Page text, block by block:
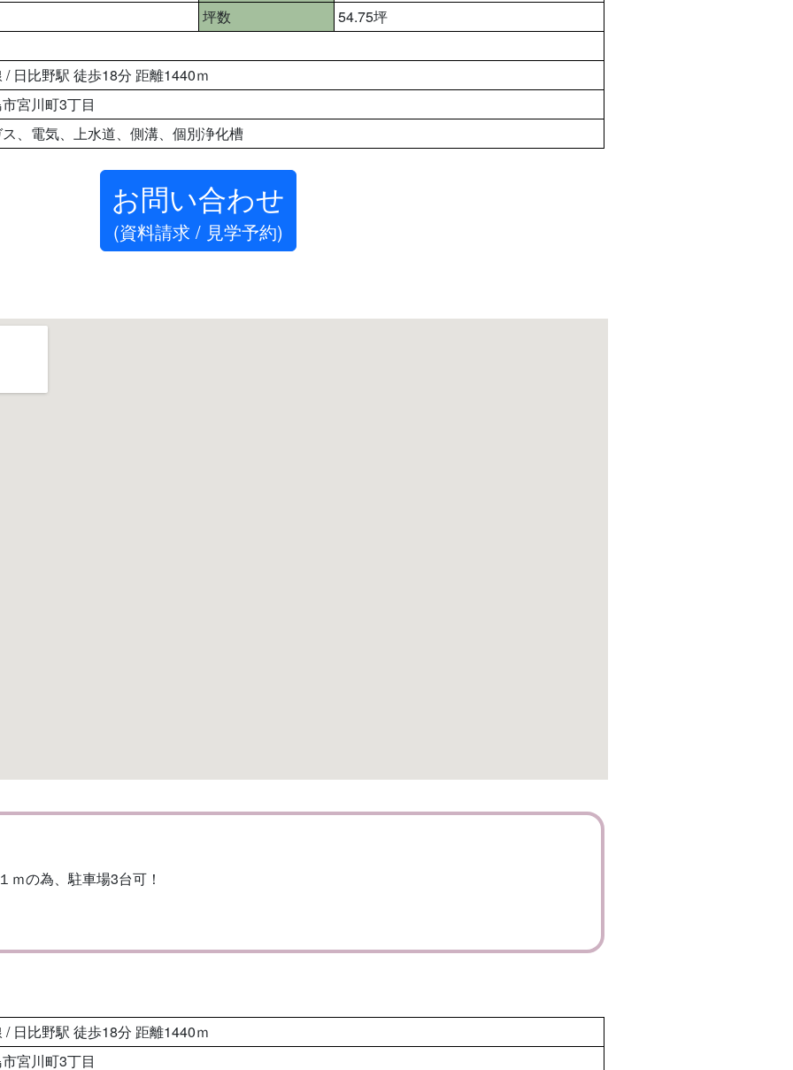
坪数
54.75坪
/ 日比野駅 徒歩18分 距離1440ｍ
宮川町3丁目
、電気、上水道、側溝、個別浄化槽
お問い合わせ
(資料請求 / 見学予約)
の為、駐車場3台可！
/ 日比野駅 徒歩18分 距離1440ｍ
宮川町3丁目